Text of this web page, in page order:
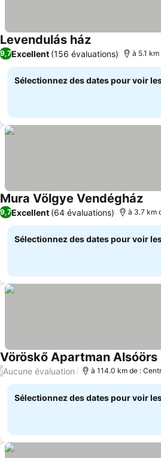
Levendulás házConsulter les
9,7Excellent (156 évaluations) à 5.1
Sélectionnez des dates pour voir
Mura Völgye Vendégház
9,7Excellent (64 évaluations) à 3.7 km
Sélectionnez des dates pour voir
Vöröskő Apartman Alsóörs
/Aucune évaluation à 114.0 km de :
Sélectionnez des dates pour voir